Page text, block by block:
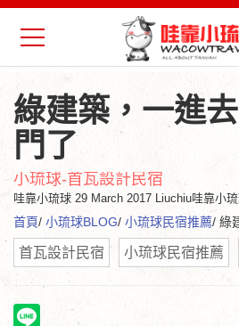
綠建築，一進
門了
小琉球-首瓦設計民宿
哇靠小琉球 29 March 2017 Liuchiu哇靠小
首頁/ 小琉球BLOG/ 小琉球民宿推薦/ 綠
首瓦設計民宿 小琉球民宿推薦